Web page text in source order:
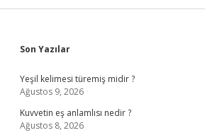
Sidebar
Son Yazılar
Yeşil kelimesi türemiş midir ?
Ağustos 9, 2026
Kuvvetin eş anlamlısı nedir ?
Ağustos 8, 2026